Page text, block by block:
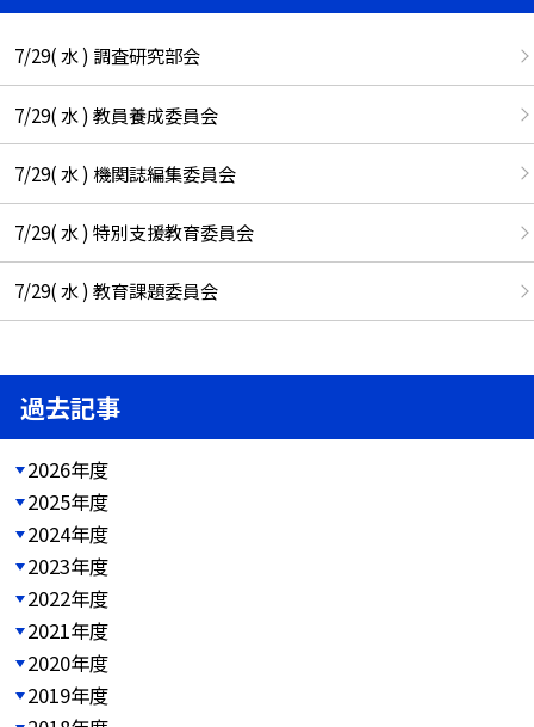
7/29( 水 ) 調査研究部会
7/29( 水 ) 教員養成委員会
7/29( 水 ) 機関誌編集委員会
7/29( 水 ) 特別支援教育委員会
7/29( 水 ) 教育課題委員会
過去記事
2026年度
2025年度
2024年度
2023年度
2022年度
2021年度
2020年度
2019年度